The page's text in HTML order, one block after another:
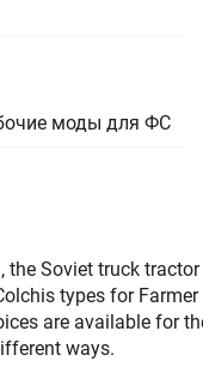
моды для ФС
the Soviet truck
types for
are available for
ways.